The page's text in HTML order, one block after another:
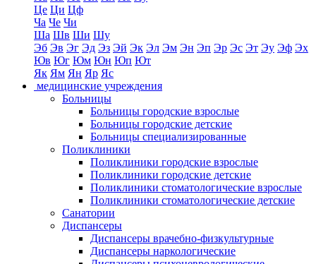
Це Ци Цф
Ча Че Чи
Ша Шв Ши Шу
Эб Эв Эг Эд Эз Эй Эк Эл Эм Эн Эп Эр Эс Эт Эу Эф Эх
Юв Юг Юм Юн Юп Ют
Як Ям Ян Яр Яс
медицинские учреждения
Больницы
Больницы городские взрослые
Больницы городские детские
Больницы специализированные
Поликлиники
Поликлиники городские взрослые
Поликлиники городские детские
Поликлиники стоматологические взрослые
Поликлиники стоматологические детские
Санатории
Диспансеры
Диспансеры врачебно-физкультурные
Диспансеры наркологические